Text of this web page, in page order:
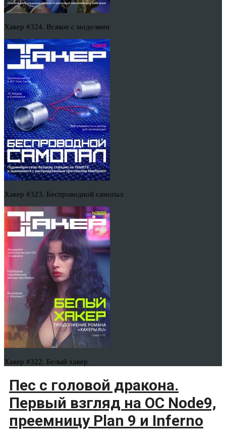
Хакер #324. Всякое с моделями
Хакер #323. Беспроводной самопал
Хакер #322. Белый хакер
Пес с головой дракона.
Первый взгляд на ОС Node9,
преемницу Plan 9 и Inferno